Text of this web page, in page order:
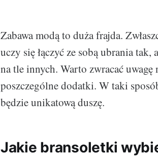
Zabawa modą to duża frajda.
uczy się łączyć ze sobą ubrania tak,
na tle innych. Warto zwracać
poszczególne dodatki. W taki
będzie unikatową duszę.
Jakie bransoletki